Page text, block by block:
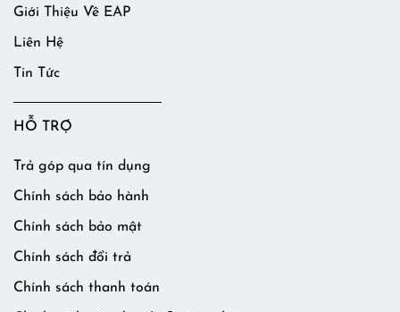
Giới Thiệu Về EAP
Liên Hệ
Tin Tức
HỖ TRỢ
Trả góp qua tín dụng
Chính sách bảo hành
Chính sách bảo mật
Chính sách đổi trả
Chính sách thanh toán